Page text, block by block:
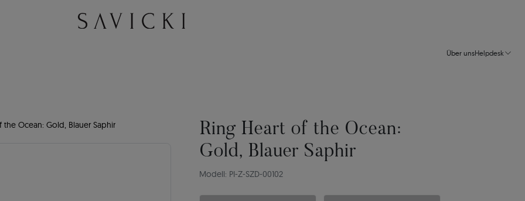
Über unsHelpdesk
Ocean: Gold, Blauer Saphir
Ring Heart of the Ocean:
Gold, Blauer Saphir
Modell: PI-Z-SZD-00102